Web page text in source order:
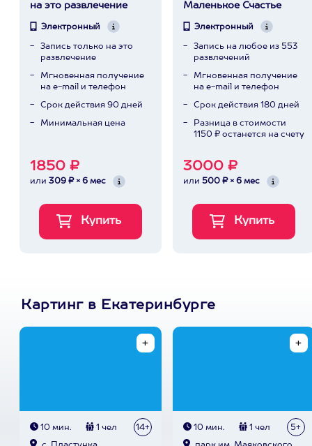
на это развлечение
Электронный
Запись только на это
развлечение
Мгновенная получение
на e-mail и телефон
Срок действия 90 дней
Минимальная цена
1850 ₽
или 309 ₽ × 6 мес
Маленькое Счастье
Электронный
Запись на любое из 553
развлечений
Мгновенная получение
на e-mail и телефон
Срок действия 180 дней
Разница в стоимости
1150 ₽ останется на счету
3000 ₽
или 500 ₽ × 6 мес
Картинг в Екатеринбурге
10 мин. 1 чел 14+ 10 мин. 1 чел 5+